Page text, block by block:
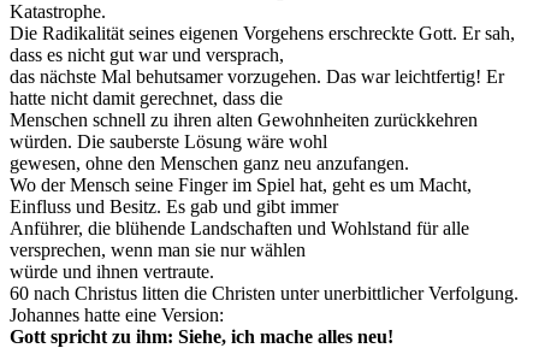
Katastrophe.
Die Radikalität seines eigenen Vorgehens erschreckte Gott. Er sah,
dass es nicht gut war und versprach,
das nächste Mal behutsamer vorzugehen. Das war leichtfertig! Er
hatte nicht damit gerechnet, dass die
Menschen schnell zu ihren alten Gewohnheiten zurückkehren
würden. Die sauberste Lösung wäre wohl
gewesen, ohne den Menschen ganz neu anzufangen.
Wo der Mensch seine Finger im Spiel hat, geht es um Macht,
Einfluss und Besitz. Es gab und gibt immer
Anführer, die blühende Landschaften und Wohlstand für alle
versprechen, wenn man sie nur wählen
würde und ihnen vertraute.
60 nach Christus litten die Christen unter unerbittlicher Verfolgung.
Johannes hatte eine Version:
Gott spricht zu ihm: Siehe, ich mache alles neu!